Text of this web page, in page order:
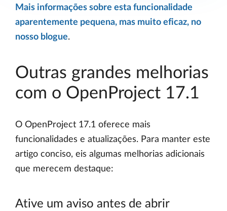
Mais informações sobre esta funcionalidade
aparentemente pequena, mas muito eficaz, no
nosso blogue.
Outras grandes melhorias
com o OpenProject 17.1
O OpenProject 17.1 oferece mais
funcionalidades e atualizações. Para manter este
artigo conciso, eis algumas melhorias adicionais
que merecem destaque:
Ative um aviso antes de abrir